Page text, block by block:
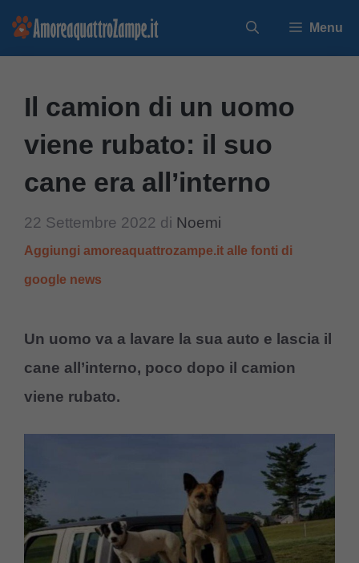
Vai
Menu
Il camion di un uomo
viene rubato: il suo
cane era all’interno
22 Settembre 2022 di Noemi
Aggiungi amoreaquattrozampe.it alle fonti di
google news
Un uomo va a lavare la sua auto e lascia il
cane all’interno, poco dopo il camion
viene rubato.